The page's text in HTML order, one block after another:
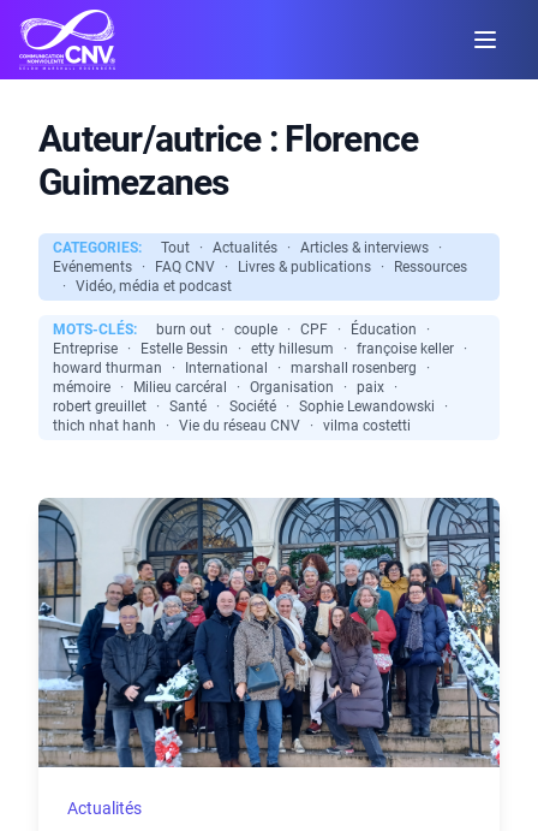
Auteur/autrice : Florence
Guimezanes
CATEGORIES: Tout · Actualités · Articles & interviews
·
Evénements
· FAQ CNV · Livres & publications ·
Ressources
·
Vidéo, média et podcast
MOTS-CLÉS: burn out · couple · CPF · Éducation
·
Entreprise
· Estelle Bessin · etty hillesum · françoise keller
·
howard thurman
· International · marshall rosenberg
·
mémoire
· Milieu carcéral · Organisation · paix
·
robert greuillet
· Santé · Société · Sophie Lewandowski
·
thich nhat hanh
· Vie du réseau CNV · vilma costetti
Actualités